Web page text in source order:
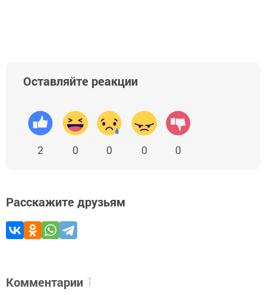
Оставляйте реакции
2 0 0 0 0
Расскажите друзьям
Комментарии 1